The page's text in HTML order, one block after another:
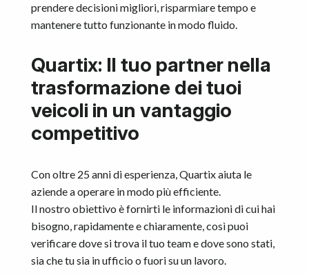
prendere decisioni migliori, risparmiare tempo e
mantenere tutto funzionante in modo fluido.
Quartix: Il tuo partner nella
trasformazione dei tuoi
veicoli in un vantaggio
competitivo
Con oltre 25 anni di esperienza, Quartix aiuta le
aziende a operare in modo più efficiente.
Il nostro obiettivo è fornirti le informazioni di cui hai
bisogno, rapidamente e chiaramente, così puoi
verificare dove si trova il tuo team e dove sono stati,
sia che tu sia in ufficio o fuori su un lavoro.